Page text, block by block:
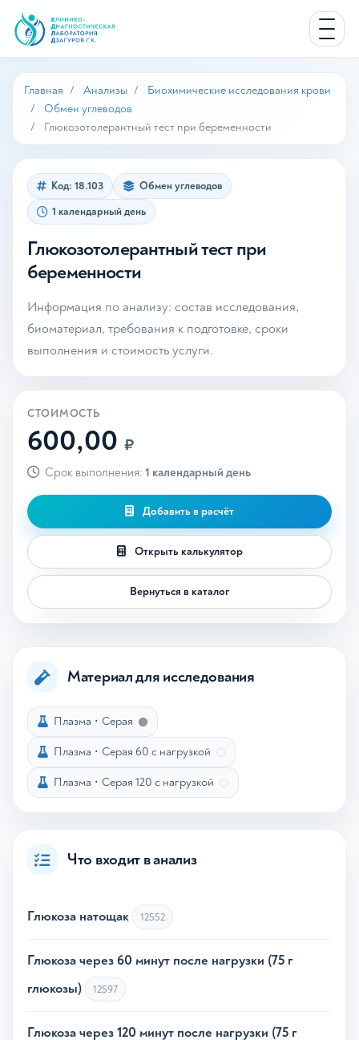
Главная Анализы
Биохимические исследования крови
Обмен углеводов
Глюкозотолерантный тест при беременности
Код: 18.103
Обмен углеводов
1 календарный день
Глюкозотолерантный тест при
беременности
Информация по анализу: состав исследования,
биоматериал, требования к подготовке, сроки
выполнения и стоимость услуги.
СТОИМОСТЬ
600,00 ₽
Срок выполнения: 1 календарный день
Добавить в расчёт
Открыть калькулятор
Вернуться в каталог
Материал для исследования
Плазма • Серая
Плазма • Серая 60 с нагрузкой
Плазма • Серая 120 с нагрузкой
Что входит в анализ
Глюкоза натощак 12552
Глюкоза через 60 минут после нагрузки (75 г
глюкозы)
12597
Глюкоза через 120 минут после нагрузки (75 г